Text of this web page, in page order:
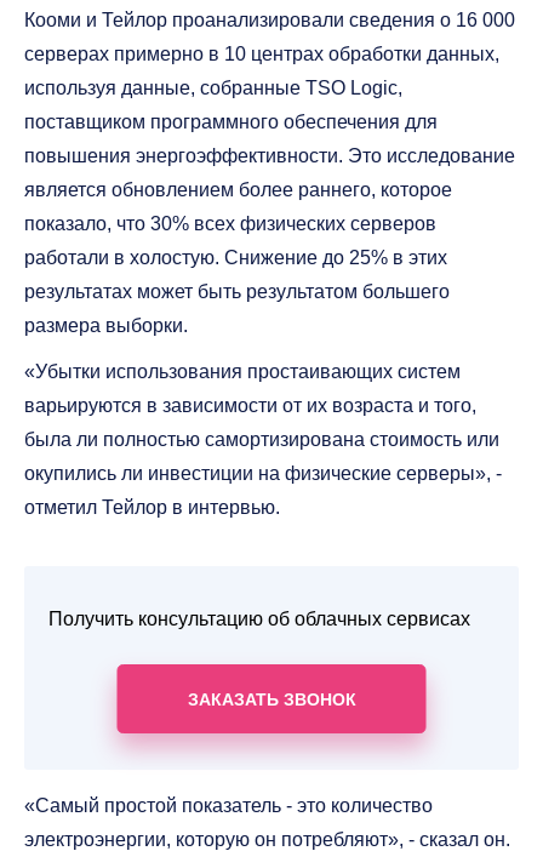
Кооми и Тейлор проанализировали сведения о 16 000
серверах примерно в 10 центрах обработки данных,
используя данные, собранные TSO Logic,
поставщиком программного обеспечения для
повышения энергоэффективности. Это исследование
является обновлением более раннего, которое
показало, что 30% всех физических серверов
работали в холостую. Снижение до 25% в этих
результатах может быть результатом большего
размера выборки.
«Убытки использования простаивающих систем
варьируются в зависимости от их возраста и того,
была ли полностью самортизирована стоимость или
окупились ли инвестиции на физические серверы», -
отметил Тейлор в интервью.
Получить консультацию об облачных сервисах
ЗАКАЗАТЬ ЗВОНОК
«Самый простой показатель - это количество
электроэнергии, которую он потребляют», - сказал он.